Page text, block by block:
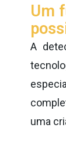
Um
A
uma